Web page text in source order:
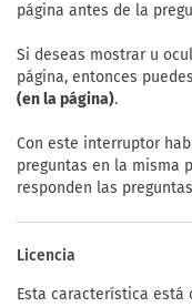
página antes de la
Si deseas mostrar u
página, entonces
(en la página).
Con este interruptor
preguntas en la misma
responden las
Licencia
Esta característica